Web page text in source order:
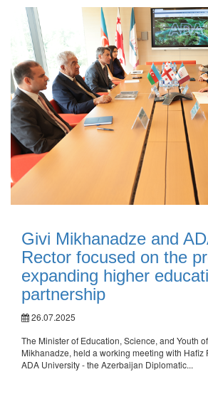
Givi Mikhanadze and
Rector focused on the
expanding higher
partnership
26.07.2025
The Minister of Education, Science, and Youth
Mikhanadze, held a working meeting with Hafiz
ADA University - the Azerbaijan Diplomatic...